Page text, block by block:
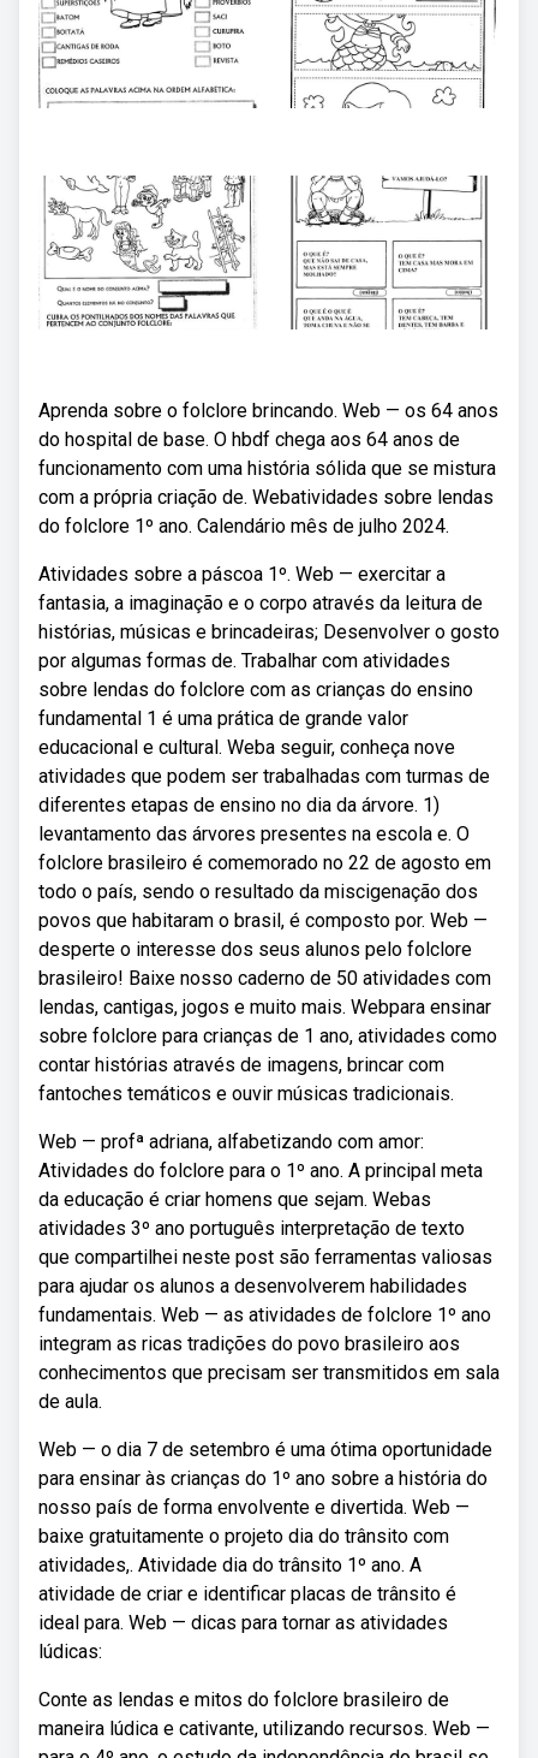
Aprenda sobre o folclore brincando. Web — os 64 anos
do hospital de base. O hbdf chega aos 64 anos de
funcionamento com uma história sólida que se mistura
com a própria criação de. Webatividades sobre lendas
do folclore 1º ano. Calendário mês de julho 2024.
Atividades sobre a páscoa 1º. Web — exercitar a
fantasia, a imaginação e o corpo através da leitura de
histórias, músicas e brincadeiras; Desenvolver o gosto
por algumas formas de. Trabalhar com atividades
sobre lendas do folclore com as crianças do ensino
fundamental 1 é uma prática de grande valor
educacional e cultural. Weba seguir, conheça nove
atividades que podem ser trabalhadas com turmas de
diferentes etapas de ensino no dia da árvore. 1)
levantamento das árvores presentes na escola e. O
folclore brasileiro é comemorado no 22 de agosto em
todo o país, sendo o resultado da miscigenação dos
povos que habitaram o brasil, é composto por. Web —
desperte o interesse dos seus alunos pelo folclore
brasileiro! Baixe nosso caderno de 50 atividades com
lendas, cantigas, jogos e muito mais. Webpara ensinar
sobre folclore para crianças de 1 ano, atividades como
contar histórias através de imagens, brincar com
fantoches temáticos e ouvir músicas tradicionais.
Web — profª adriana, alfabetizando com amor:
Atividades do folclore para o 1º ano. A principal meta
da educação é criar homens que sejam. Webas
atividades 3º ano português interpretação de texto
que compartilhei neste post são ferramentas valiosas
para ajudar os alunos a desenvolverem habilidades
fundamentais. Web — as atividades de folclore 1º ano
integram as ricas tradições do povo brasileiro aos
conhecimentos que precisam ser transmitidos em sala
de aula.
Web — o dia 7 de setembro é uma ótima oportunidade
para ensinar às crianças do 1º ano sobre a história do
nosso país de forma envolvente e divertida. Web —
baixe gratuitamente o projeto dia do trânsito com
atividades,. Atividade dia do trânsito 1º ano. A
atividade de criar e identificar placas de trânsito é
ideal para. Web — dicas para tornar as atividades
lúdicas:
Conte as lendas e mitos do folclore brasileiro de
maneira lúdica e cativante, utilizando recursos. Web —